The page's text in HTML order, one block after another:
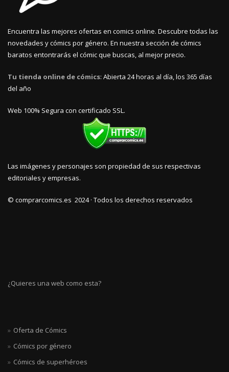
Encuentra las mejores ofertas en comics online. Descubre todas las
novedades y cómics por género. En nuestra sección de cómics
baratos entontrarás el cómic que buscas, al mejor precio.
Tu tienda online de cómics: Abierta 24 horas al día, los 365 días
del año
Web 100% Segura con certificado SSL.
Las imágenes y personajes son propiedad de sus respectivas
editoriales y empresas.
© comprarcomics.es 2024 · Todos los derechos reservados
¿Quieres una web como esta?
Oferta de Cómics
Cómics por género
Cómics de superhéroes